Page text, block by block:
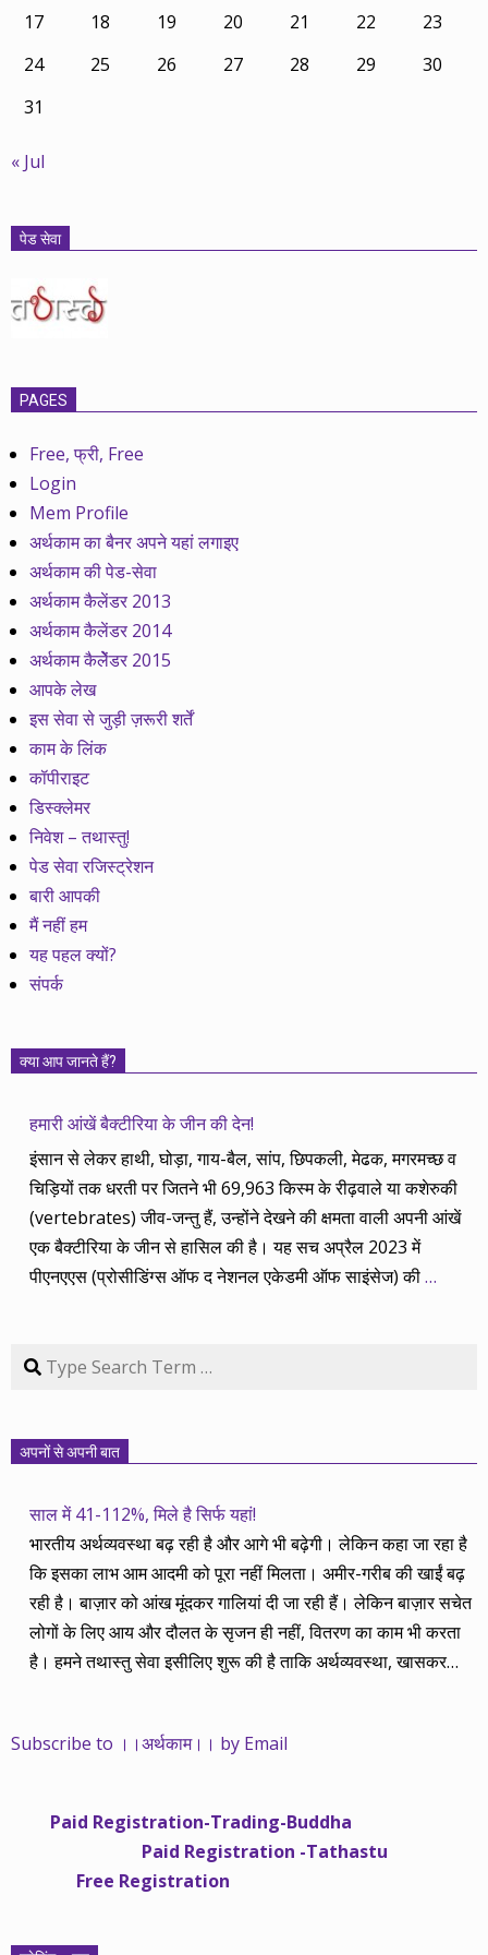
17 18 19 20 21 22
23
24
25 26 27 28 29
30
31
« Jul
पेड सेवा
PAGES
Free, फ्री, Free
Login
Mem Profile
अर्थकाम का बैनर अपने यहां लगाइए
अर्थकाम की पेड-सेवा
अर्थकाम कैलेंडर 2013
अर्थकाम कैलेंडर 2014
अर्थकाम कैलेेंडर 2015
आपके लेख
इस सेवा से जुड़ी ज़रूरी शर्तें
काम के लिंक
कॉपीराइट
डिस्क्लेमर
निवेश – तथास्तु!
पेड सेवा रजिस्ट्रेशन
बारी आपकी
मैं नहीं हम
यह पहल क्यों?
संपर्क
क्या आप जानते हैं?
हमारी आंखें बैक्टीरिया के जीन की देन!
इंसान से लेकर हाथी, घोड़ा, गाय-बैल, सांप, छिपकली, मेढक, मगरमच्छ व
चिड़ियों तक धरती पर जितने भी 69,963 किस्म के रीढ़वाले या कशेरुकी
(vertebrates) जीव-जन्तु हैं, उन्होंने देखने की क्षमता वाली अपनी आंखें
एक बैक्टीरिया के जीन से हासिल की है। यह सच अप्रैल 2023 में
पीएनएएस (प्रोसीडिंग्स ऑफ द नेशनल एकेडमी ऑफ साइंसेज) की…
Search
अपनों से अपनी बात
साल में 41-112%, मिले है सिर्फ यहां!
भारतीय अर्थव्यवस्था बढ़ रही है और आगे भी बढ़ेगी। लेकिन कहा जा रहा है
कि इसका लाभ आम आदमी को पूरा नहीं मिलता। अमीर-गरीब की खाईं बढ़
रही है। बाज़ार को आंख मूंदकर गालियां दी जा रही हैं। लेकिन बाज़ार सचेत
लोगों के लिए आय और दौलत के सृजन ही नहीं, वितरण का काम भी करता
है। हमने तथास्तु सेवा इसीलिए शुरू की है ताकि अर्थव्यवस्था, खासकर
महंगाई की दर 10 प्रतिशत से ऊपर रहती है। वे भागकर जाते हैं सोने और
साढ़े चार सालों से अर्थकाम से जुड़े हैं, वे हमारी ईमानदारी और सत्यनिष्ठा से
भलीभांति वाकिफ हैं। शुरू में हम भी कच्चे थे तो बाज़ार के उस्तादों के जाल
में फंस गए। गलतियां कीं। लेकिन जैसे ही समझ में आया, खटाक से उनसे
Subscribe to ।।अर्थकाम।। by Email
Paid Registration-Trading-Buddha
Paid Registration -Tathastu
Free Registration